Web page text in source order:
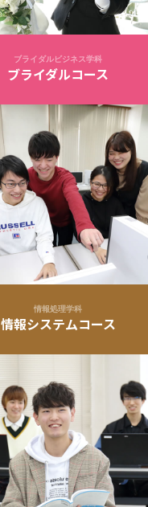
ブライダルビジネス学科
ブライダルコース
情報処理学科
情報システムコース